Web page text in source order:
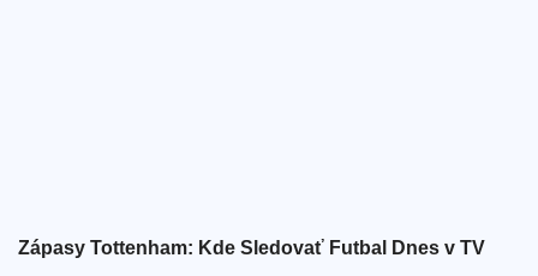
Zápasy Tottenham: Kde Sledovať Futbal Dnes v TV